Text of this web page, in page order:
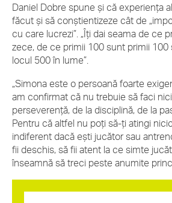
Daniel Dobre spune și că experiența
făcut și să conștientizeze cât de
cu care lucrezi”. „Îți dai seama de ce
zece, de ce primii 100 sunt primii 100
locul 500 în lume”.
„Simona este o persoană foarte
am confirmat că nu trebuie să faci
perseverență, de la disciplină, de la
Pentru că altfel nu poți să-ți atingi
indiferent dacă ești jucător sau
fii deschis, să fii atent la ce simte
înseamnă să treci peste anumite